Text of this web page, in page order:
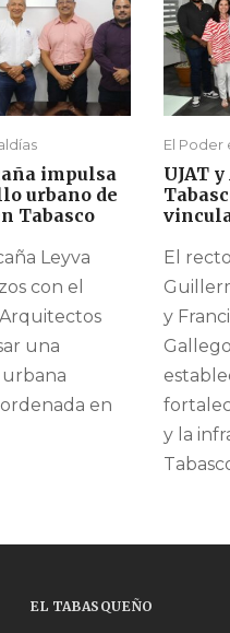
impulsa
urbano de
Tabasco
Leyva
con el
una
en
El Poder
UJAT
El
y
y la
EL TABASQUEÑO